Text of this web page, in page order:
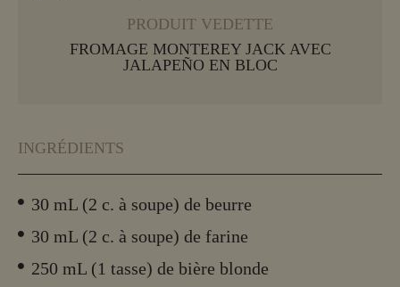
PRODUIT VEDETTE
FROMAGE MONTEREY JACK AVEC
JALAPEÑO EN BLOC
INGRÉDIENTS
30 mL (2 c. à soupe) de beurre
30 mL (2 c. à soupe) de farine
250 mL (1 tasse) de bière blonde